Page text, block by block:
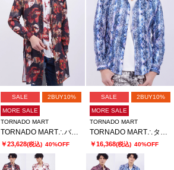
SALE 2BUY10%
MORE SALE
TORNADO MART
TORNADO MART∴バイブレーションフラワープリントロングシャツ
￥23,628(税込) 40%OFF
SALE 2BUY10%
MORE SALE
TORNADO MART
TORNADO MART∴タイダイアニマルプリントシャツ
￥16,368(税込) 40%OFF